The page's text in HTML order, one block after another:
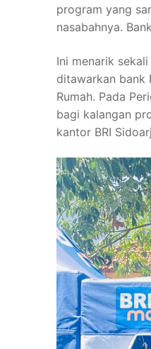
program yang
nasabahnya.
Ini menarik
ditawarkan bank
Rumah. Pada
bagi kalangan
kantor BRI